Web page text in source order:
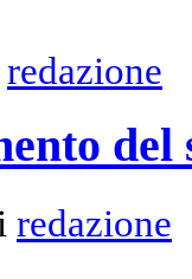
redazione
redazione